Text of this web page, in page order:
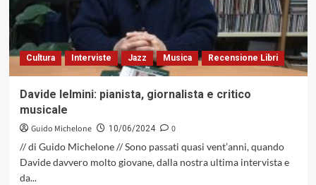
esclusiva
di
Barbara
Gallinaro
Cultura Interviste Jazz Musica Recensione Libri
Davide Ielmini: pianista, giornalista e critico
musicale
Guido Michelone 10/06/2024
0
// di Guido Michelone // Sono passati quasi vent’anni, quando
Davide davvero molto giovane, dalla nostra ultima intervista e
da...